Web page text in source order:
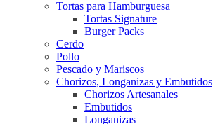
Tortas para Hamburguesa
Tortas Signature
Burger Packs
Cerdo
Pollo
Pescado y Mariscos
Chorizos, Longanizas y Embutidos
Chorizos Artesanales
Embutidos
Longanizas